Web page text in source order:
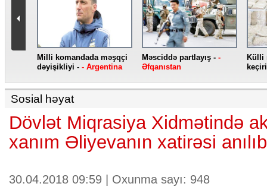
Milli komandada məşqçi
dəyişikliyi - - Argentina
Məsciddə partlayış - -
Əfqanıstan
Külli
Sosial həyat
Dövlət Miqrasiya Xidmətində
xanım Əliyevanın xatirəsi anılıb
30.04.2018 09:59 | Oxunma sayı: 948